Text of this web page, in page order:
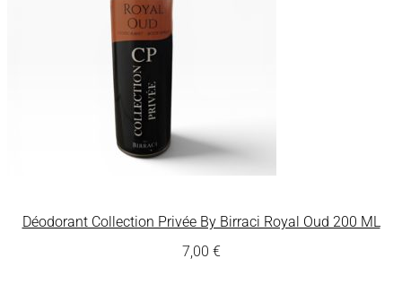
Déodorant Collection Privée By Birraci Royal Oud 200 ML
7,00 €